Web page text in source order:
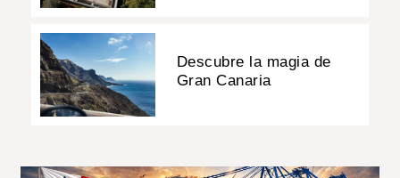
Descubre la magia de
Gran Canaria